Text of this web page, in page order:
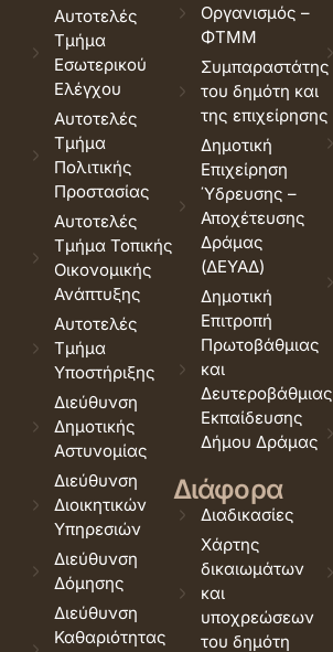
Αυτοτελές
Τμήμα
Εσωτερικού
Ελέγχου
Αυτοτελές
Τμήμα
Πολιτικής
Προστασίας
Αυτοτελές
Τμήμα Τοπικής
Οικονομικής
Ανάπτυξης
Αυτοτελές
Τμήμα
Υποστήριξης
Διεύθυνση
Δημοτικής
Αστυνομίας
Διεύθυνση
Διοικητικών
Υπηρεσιών
Διεύθυνση
Δόμησης
Διεύθυνση
Καθαριότητας
Οργανισμός –
ΦΤΜΜ
Συμπαραστάτης
του δημότη και
της επιχείρησης
Δημοτική
Επιχείρηση
Ύδρευσης –
Αποχέτευσης
Δράμας
(ΔΕΥΑΔ)
Δημοτική
Επιτροπή
Πρωτοβάθμιας
και
Δευτεροβάθμιας
Εκπαίδευσης
Δήμου Δράμας
Διάφορα
Διαδικασίες
Χάρτης
δικαιωμάτων
και
υποχρεώσεων
του δημότη